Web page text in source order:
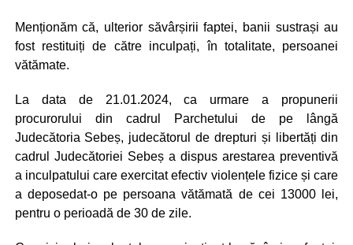
Menționăm că, ulterior săvârșirii faptei, banii sustrași au
fost restituiți de către inculpați, în totalitate, persoanei
vătămate.
La data de 21.01.2024, ca urmare a propunerii
procurorului din cadrul Parchetului de pe lângă
Judecătoria Sebeș, judecătorul de drepturi și libertăți din
cadrul Judecătoriei Sebeș a dispus arestarea preventivă
a inculpatului care exercitat efectiv violențele fizice și care
a deposedat-o pe persoana vătămată de cei 13000 lei,
pentru o perioadă de 30 de zile.